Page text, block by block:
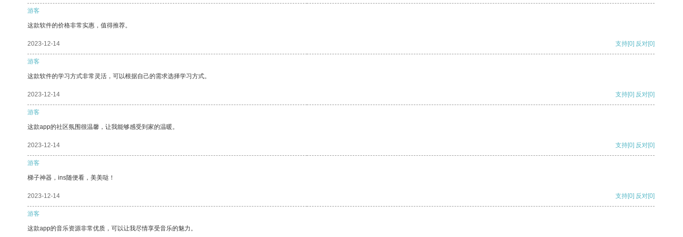
游客
这款软件的价格非常实惠，值得推荐。
2023-12-14 支持[0] 反对[0]
游客
这款软件的学习方式非常灵活，可以根据自己的需求选择学习方式。
2023-12-14 支持[0] 反对[0]
游客
这款app的社区氛围很温馨，让我能够感受到家的温暖。
2023-12-14 支持[0] 反对[0]
游客
梯子神器，ins随便看，美美哒！
2023-12-14 支持[0] 反对[0]
游客
这款app的音乐资源非常优质，可以让我尽情享受音乐的魅力。